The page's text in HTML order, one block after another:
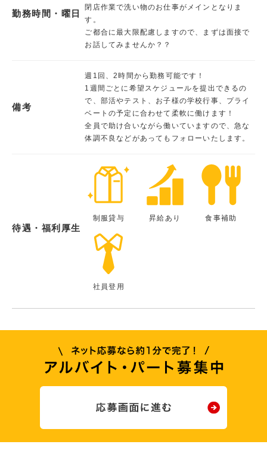
勤務時間・曜日
閉店作業で洗い物のお仕事がメインとなりま
す。
ご都合に最大限配慮しますので、まずは面接で
お話してみませんか？？
備考
週1回、2時間から勤務可能です！
1週間ごとに希望スケジュールを提出できるの
で、部活やテスト、お子様の学校行事、プライ
ベートの予定に合わせて柔軟に働けます！
全員で助け合いながら働いていますので、急な
体調不良などがあってもフォローいたします。
待遇・福利厚生
制服貸与 昇給あり 食事補助
社員登用